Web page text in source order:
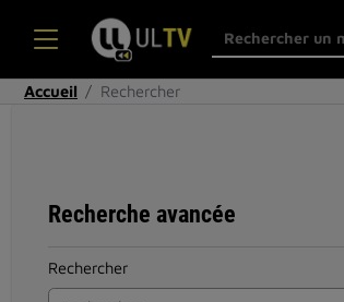
Accueil Rechercher
Recherche avancée
Rechercher